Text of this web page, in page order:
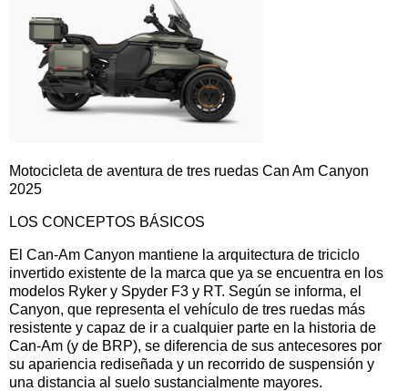
Motocicleta de aventura de tres ruedas Can Am Canyon
2025
LOS CONCEPTOS BÁSICOS
El Can-Am Canyon mantiene la arquitectura de triciclo
invertido existente de la marca que ya se encuentra en los
modelos Ryker y Spyder F3 y RT. Según se informa, el
Canyon, que representa el vehículo de tres ruedas más
resistente y capaz de ir a cualquier parte en la historia de
Can-Am (y de BRP), se diferencia de sus antecesores por
su apariencia rediseñada y un recorrido de suspensión y
una distancia al suelo sustancialmente mayores.